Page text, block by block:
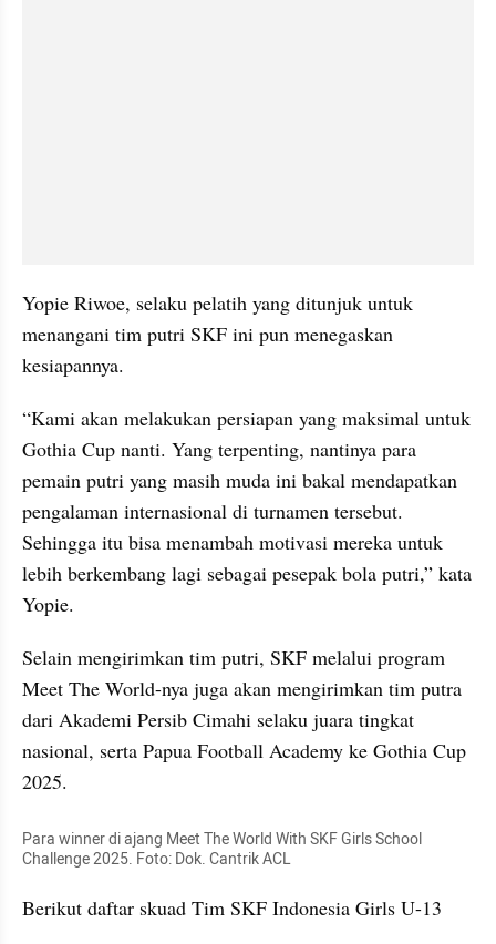
Yopie Riwoe, selaku pelatih yang ditunjuk untuk
menangani tim putri SKF ini pun menegaskan
kesiapannya.
“Kami akan melakukan persiapan yang maksimal untuk
Gothia Cup nanti. Yang terpenting, nantinya para
pemain putri yang masih muda ini bakal mendapatkan
pengalaman internasional di turnamen tersebut.
Sehingga itu bisa menambah motivasi mereka untuk
lebih berkembang lagi sebagai pesepak bola putri,” kata
Yopie.
Selain mengirimkan tim putri, SKF melalui program
Meet The World-nya juga akan mengirimkan tim putra
dari Akademi Persib Cimahi selaku juara tingkat
nasional, serta Papua Football Academy ke Gothia Cup
2025.
Para winner di ajang Meet The World With SKF Girls School
Challenge 2025. Foto: Dok. Cantrik ACL
Berikut daftar skuad Tim SKF Indonesia Girls U-13